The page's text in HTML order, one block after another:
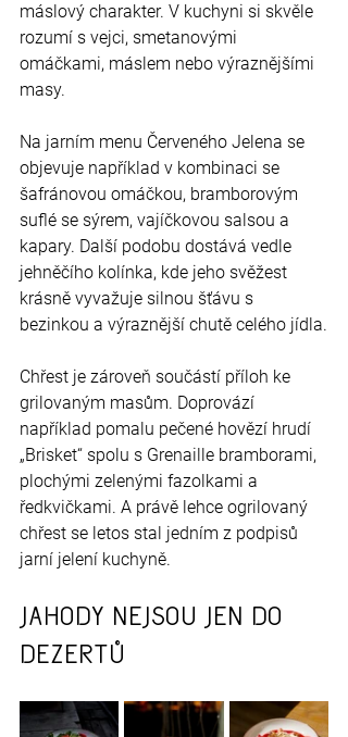
máslový charakter. V kuchyni si skvěle
rozumí s vejci, smetanovými
omáčkami, máslem nebo výraznějšími
masy.
Na jarním menu Červeného Jelena se
objevuje například v kombinaci se
šafránovou omáčkou, bramborovým
suflé se sýrem, vajíčkovou salsou a
kapary. Další podobu dostává vedle
jehněčího kolínka, kde jeho svěžest
krásně vyvažuje silnou šťávu s
bezinkou a výraznější chutě celého jídla.
Chřest je zároveň součástí příloh ke
grilovaným masům. Doprovází
například pomalu pečené hovězí hrudí
„Brisket“ spolu s Grenaille bramborami,
plochými zelenými fazolkami a
ředkvičkami. A právě lehce ogrilovaný
chřest se letos stal jedním z podpisů
jarní jelení kuchyně.
Jahody nejsou jen do
dezertů